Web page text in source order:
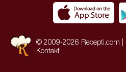
© 2009-2026 Recepti.com |
Kontakt